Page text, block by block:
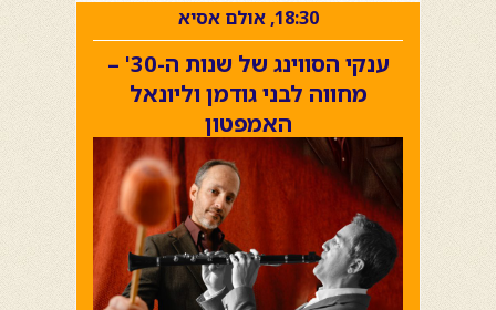
18:30, אולם אסיא
ענקי הסווינג של שנות ה-30' –
מחווה לבני גודמן וליונאל
האמפטון